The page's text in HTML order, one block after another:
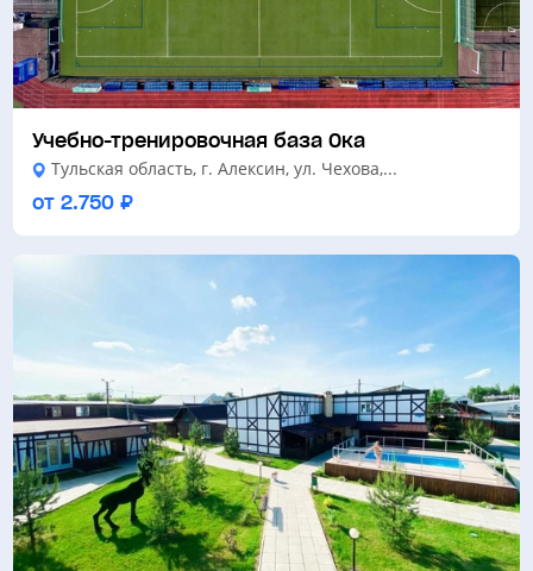
Учебно-тренировочная база Ока
Тульская область, г. Алексин, ул. Чехова,...
от 2.750 ₽